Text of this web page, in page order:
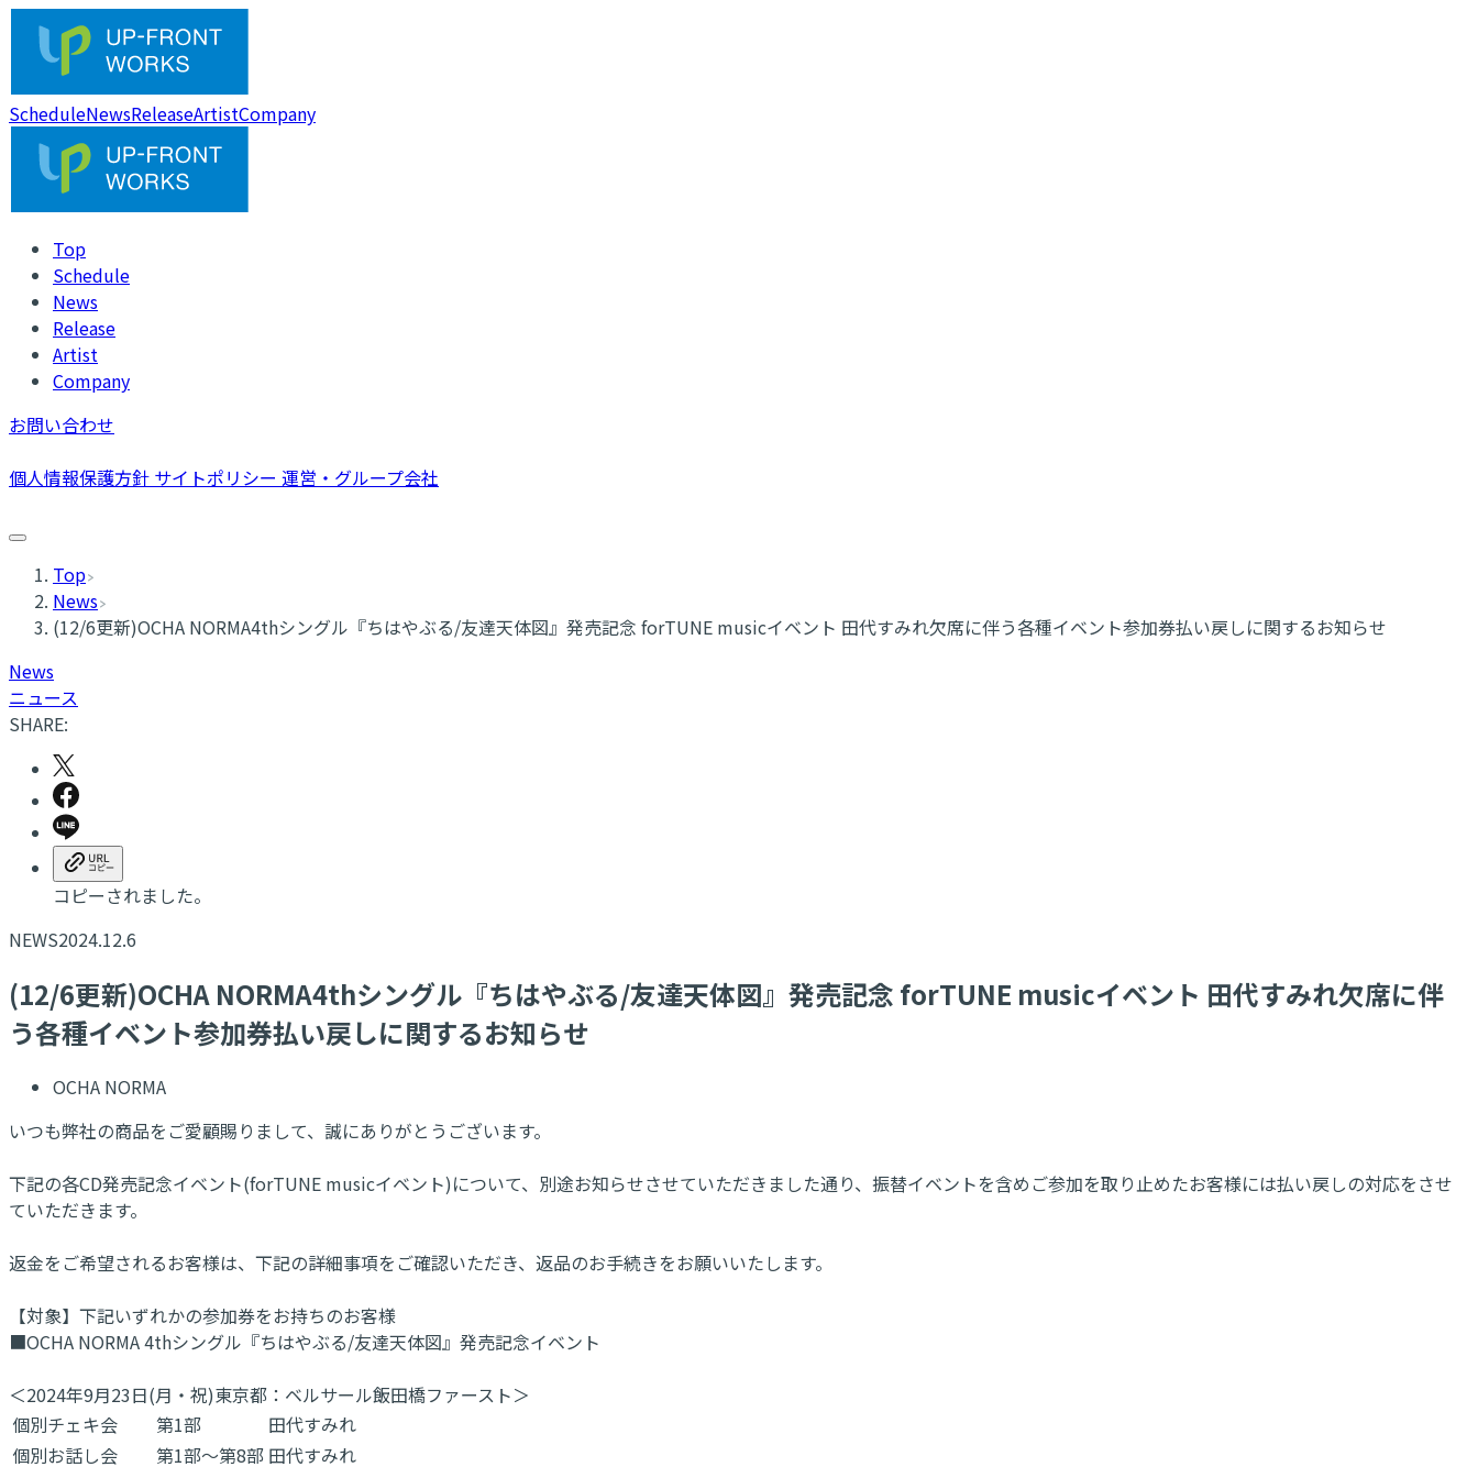
ScheduleNewsReleaseArtistCompany
Top
Schedule
News
Release
Artist
Company
お問い合わせ
個人情報保護方針 サイトポリシー 運営・グループ会社
Top
News
(12/6更新)OCHA NORMA4thシングル『ちはやぶる/友達天体図』発売記念 forTUNE musicイベント 田代すみれ欠席に伴う各種イベント参加券払い戻しに関するお知らせ
News
ニュース
SHARE:
コピーされました。
NEWS2024.12.6
(12/6更新)OCHA NORMA4thシングル『ちはやぶる/友達天体図』発売記念 forTUNE musicイベント 田代すみれ欠席に伴
う各種イベント参加券払い戻しに関するお知らせ
OCHA NORMA
いつも弊社の商品をご愛顧賜りまして、誠にありがとうございます。
下記の各CD発売記念イベント(forTUNE musicイベント)について、別途お知らせさせていただきました通り、振替イベントを含めご参加を取り止めたお客様には払い戻しの対応をさせ
ていただきます。
返金をご希望されるお客様は、下記の詳細事項をご確認いただき、返品のお手続きをお願いいたします。
【対象】下記いずれかの参加券をお持ちのお客様
■OCHA NORMA 4thシングル『ちはやぶる/友達天体図』発売記念イベント
＜2024年9月23日(月・祝)東京都：ベルサール飯田橋ファースト＞
個別チェキ会
第1部
田代すみれ
個別お話し会
第1部～第8部 田代すみれ